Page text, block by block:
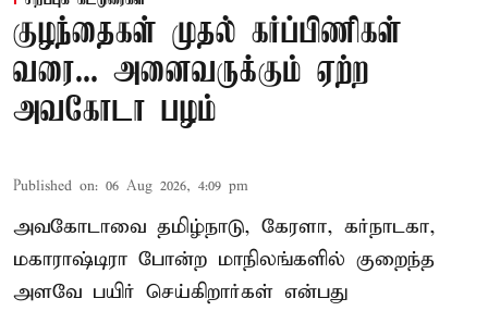
குழந்தைகள் முதல் கர்ப்பிணிகள்
வரை... அனைவருக்கும் ஏற்ற
அவகோடா பழம்
Published on: 06 Aug 2026, 4:09 pm
அவகோடாவை தமிழ்நாடு, கேரளா, கர்நாடகா,
மகாராஷ்டிரா போன்ற மாநிலங்களில் குறைந்த
அளவே பயிர் செய்கிறார்கள் என்பது